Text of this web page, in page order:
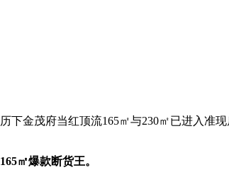
历下金茂府当红顶流165㎡与230㎡已进入准
165㎡爆款断货王。